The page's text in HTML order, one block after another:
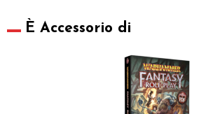
È Accessorio di